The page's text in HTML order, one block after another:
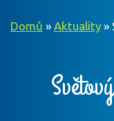
Domů » Aktuality »